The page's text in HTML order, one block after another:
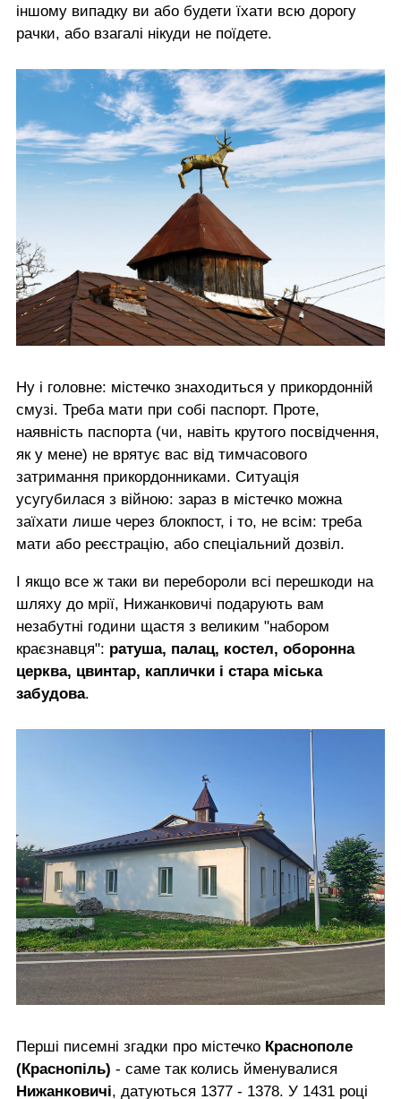
іншому випадку ви або будети їхати всю дорогу
рачки, або взагалі нікуди не поїдете.
Ну і головне: містечко знаходиться у прикордонній
смузі. Треба мати при собі паспорт. Проте,
наявність паспорта (чи, навіть крутого посвідчення,
як у мене) не врятує вас від тимчасового
затримання прикордонниками. Ситуація
усугубилася з війною: зараз в містечко можна
заїхати лише через блокпост, і то, не всім: треба
мати або реєстрацію, або спеціальний дозвіл.
І якщо все ж таки ви перебороли всі перешкоди на
шляху до мрії, Нижанковичі подарують вам
незабутні години щастя з великим "набором
краєзнавця": ратуша, палац, костел, оборонна
церква, цвинтар, каплички і стара міська
забудова.
Перші писемні згадки про містечко Краснополе
(Краснопіль) - саме так колись йменувалися
Нижанковичі, датуються 1377 - 1378. У 1431 році